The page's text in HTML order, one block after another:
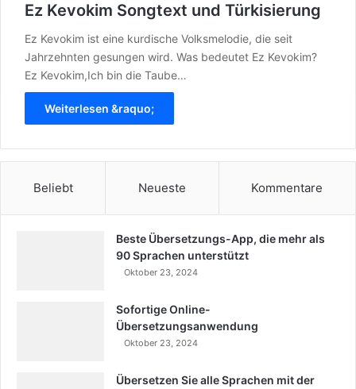
Ez Kevokim Songtext und Türkisierung
Ez Kevokim ist eine kurdische Volksmelodie, die seit
Jahrzehnten gesungen wird. Was bedeutet Ez Kevokim?
Ez Kevokim,Ich bin die Taube…
Weiterlesen &raquo;
Beliebt Neueste Kommentare
Beste Übersetzungs-App, die mehr als
90 Sprachen unterstützt
Oktober 23, 2024
Sofortige Online-
Übersetzungsanwendung
Oktober 23, 2024
Übersetzen Sie alle Sprachen mit der